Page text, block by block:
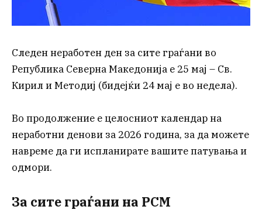
Следен неработен ден за сите граѓани во
Република Северна Македонија е 25 мај – Св.
Кирил и Методиј (бидејќи 24 мај е во недела).
Во продолжение е целосниот календар на
неработни денови за 2026 година, за да можете
навреме да ги испланирате вашите патувања и
одмори.
За сите граѓани на РСМ